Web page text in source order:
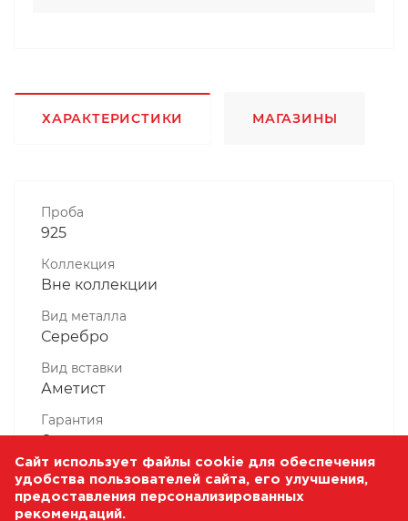
ХАРАКТЕРИСТИКИ МАГАЗИНЫ
Проба
925
Коллекция
Вне коллекции
Вид металла
Серебро
Вид вставки
Аметист
Гарантия
6 месяцев
Комплектность, шт
1 Штука
Сайт использует файлы cookie для обеспечения
удобства пользователей сайта, его улучшения,
предоставления персонализированных
рекомендаций.